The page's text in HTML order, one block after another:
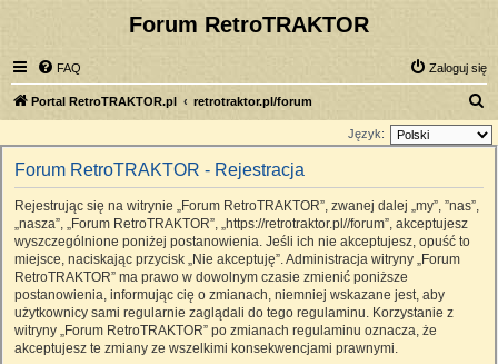
Forum RetroTRAKTOR
FAQ Zaloguj się
Portal RetroTRAKTOR.pl retrotraktor.pl/forum
z
Język:
Forum RetroTRAKTOR - Rejestracja
Rejestrując się na witrynie „Forum RetroTRAKTOR”, zwanej dalej „my”, ”nas”,
„nasza”, „Forum RetroTRAKTOR”, „https://retrotraktor.pl//forum”, akceptujesz
wyszczególnione poniżej postanowienia. Jeśli ich nie akceptujesz, opuść to
miejsce, naciskając przycisk „Nie akceptuję”. Administracja witryny „Forum
RetroTRAKTOR” ma prawo w dowolnym czasie zmienić poniższe
postanowienia, informując cię o zmianach, niemniej wskazane jest, aby
użytkownicy sami regularnie zaglądali do tego regulaminu. Korzystanie z
witryny „Forum RetroTRAKTOR” po zmianach regulaminu oznacza, że
akceptujesz te zmiany ze wszelkimi konsekwencjami prawnymi.